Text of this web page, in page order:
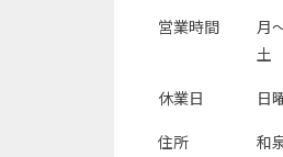
営業時間
月
土
休業日
日
住所
和